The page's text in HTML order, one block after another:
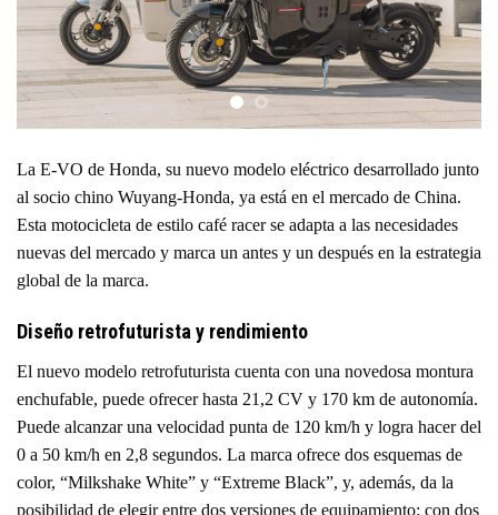
La E-VO de Honda, su nuevo modelo eléctrico desarrollado junto
al socio chino Wuyang-Honda, ya está en el mercado de China.
Esta motocicleta de estilo café racer se adapta a las necesidades
nuevas del mercado y marca un antes y un después en la estrategia
global de la marca.
Diseño retrofuturista y rendimiento
El nuevo modelo retrofuturista cuenta con una novedosa montura
enchufable, puede ofrecer hasta 21,2 CV y 170 km de autonomía.
Puede alcanzar una velocidad punta de 120 km/h y logra hacer del
0 a 50 km/h en 2,8 segundos. La marca ofrece dos esquemas de
color, “Milkshake White” y “Extreme Black”, y, además, da la
posibilidad de elegir entre dos versiones de equipamiento: con dos